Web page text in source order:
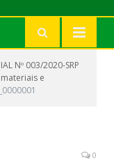
Nº 003/2020-SRP
e
0